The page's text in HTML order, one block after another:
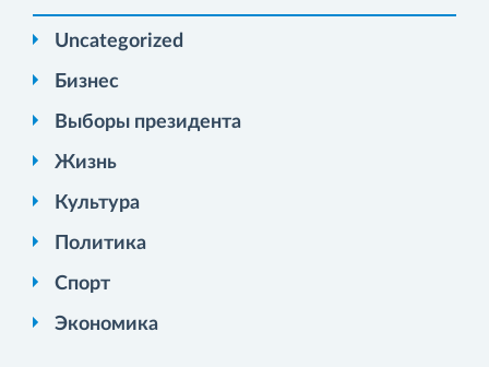
Uncategorized
Бизнес
Выборы президента
Жизнь
Культура
Политика
Спорт
Экономика